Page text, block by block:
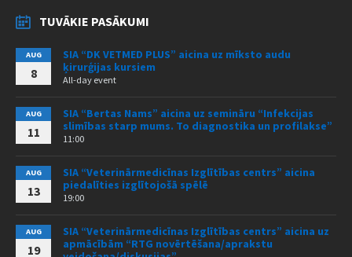
TUVĀKIE PASĀKUMI
AUG
8
SIA “DK VETMED PLUS” aicina uz mīksto audu
ķirurģijas kursiem
All-day event
AUG
11
SIA “Bertas Nams” aicina uz semināru “Infekcijas
slimības starp mums. To diagnostika un profilakse”
11:00
AUG
13
SIA “Veterinārmedicīnas Izglītības centrs” aicina
piedalīties izglītojošā spēlē
19:00
AUG
19
SIA “Veterinārmedicīnas Izglītības centrs” aicina uz
apmācībām “RTG novērtēšana/aprakstu